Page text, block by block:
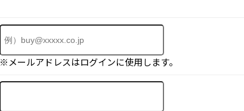
※メールアドレスはログインに使用します。